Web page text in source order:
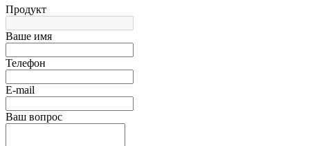
Продукт
Ваше имя
Телефон
E-mail
Ваш вопрос